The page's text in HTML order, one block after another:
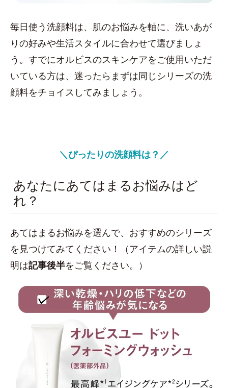
毎日使う洗顔料は、肌のお悩みを軸に、洗いあが
りの好みや生活スタイルに合わせて選びましょ
う。すでにオルビスのスキンケアをご使用いただ
いている方は、迷ったらまずは同じシリーズの洗
顔料をチョイスしてみましょう。
＼ぴったりの洗顔料は？／
あなたにあてはまるお悩みはど
れ？
あてはまるお悩みを選んで、おすすめのシリーズ
を見つけてみてください！（アイテムの詳しい説
明は記事後半をご覧ください。）